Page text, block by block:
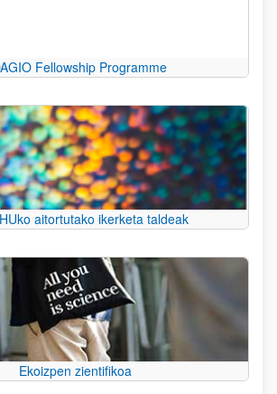
Fellowship Programme
aitortutako ikerketa taldeak
Ekoizpen zientifikoa